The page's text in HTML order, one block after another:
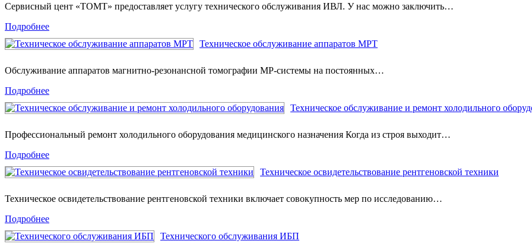
Сервисный цент «ТОМТ» предоставляет услугу технического обслуживания ИВЛ. У нас можно заключить…
Подробнее
Техническое обслуживание аппаратов МРТ
Обслуживание аппаратов магнитно-резонансной томографии МР-системы на постоянных…
Подробнее
Техническое обслуживание и ремонт холодильного
Профессиональный ремонт холодильного оборудования медицинского назначения Когда из строя выходит…
Подробнее
Техническое освидетельствование рентгеновской техники
Техническое освидетельствование рентгеновской техники включает совокупность мер по исследованию…
Подробнее
Технического обслуживания ИБП